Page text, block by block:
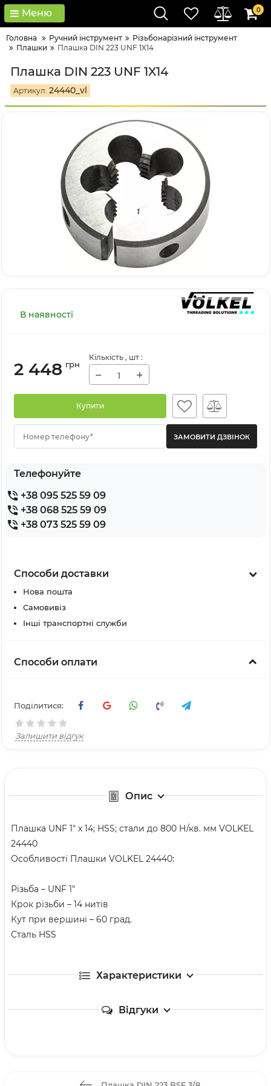
Меню 0
Головна Ручний інструмент
Різьбонарізний інструмент
Плашки
Плашка DIN 223 UNF 1X14
Плашка DIN 223 UNF 1X14
Артикул: 24440_vl
В наявності
2 448 грн
Кількість , шт :
− +
Купити
Номер телефону*
Телефонуйте
+38 095 525 59 09
+38 068 525 59 09
+38 073 525 59 09
Способи доставки
Нова пошта
Самовивіз
Інші транспортні служби
Способи оплати
Поділитися:
Залишити відгук
Опис
Плашка UNF 1" х 14; HSS; стали до 800 Н/кв. мм VOLKEL
24440
Особливості Плашки VOLKEL 24440:
Різьба – UNF 1"
Крок різьби – 14 нитів
Кут при вершині – 60 град.
Сталь HSS
Характеристики
Відгуки